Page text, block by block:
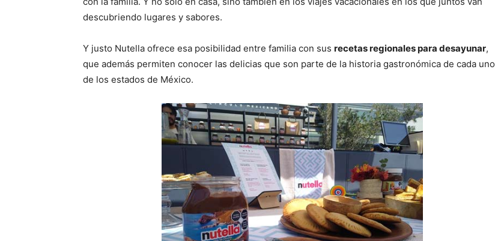
descubriendo lugares y sabores.
Y justo Nutella ofrece esa posibilidad entre familia con sus recetas regionales para desayunar,
que además permiten conocer las delicias que son parte de la historia gastronómica de cada uno
de los estados de México.